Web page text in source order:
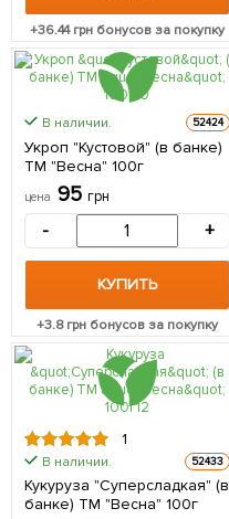
+36.44грн бонусов за покупку
В наличии. 52424
Укроп "Кустовой" (в банке)
ТМ "Весна" 100г
цена 95 грн
- +
КУПИТЬ
+3.8грн бонусов за покупку
1
В наличии. 52433
Кукуруза "Суперсладкая" (в
банке) ТМ "Весна" 100г